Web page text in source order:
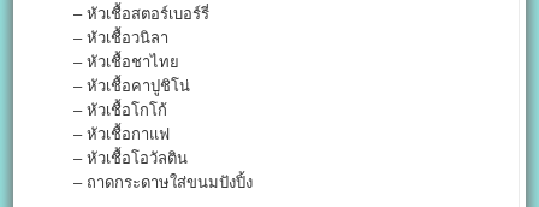
– หัวเชื้อสตอร์เบอร์รี่
– หัวเชื้อวนิลา
– หัวเชื้อชาไทย
– หัวเชื้อคาปูชิโน่
– หัวเชื้อโกโก้
– หัวเชื้อกาแฟ
– หัวเชื้อโอวัลติน
– ถาดกระดาษใส่ขนมปังปิ้ง